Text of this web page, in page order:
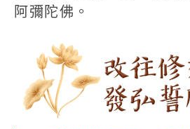
阿彌陀佛。